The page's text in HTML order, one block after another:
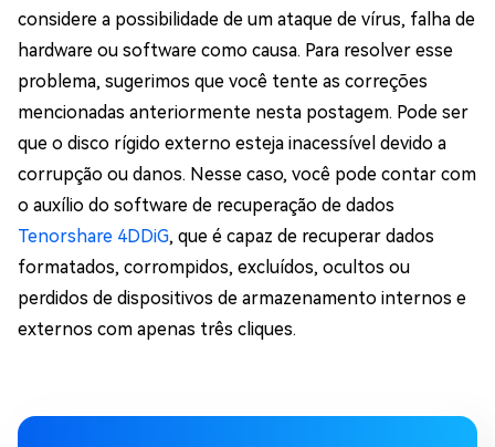
considere a possibilidade de um ataque de vírus, falha de
hardware ou software como causa. Para resolver esse
problema, sugerimos que você tente as correções
mencionadas anteriormente nesta postagem. Pode ser
que o disco rígido externo esteja inacessível devido a
corrupção ou danos. Nesse caso, você pode contar com
o auxílio do software de recuperação de dados
Tenorshare 4DDiG, que é capaz de recuperar dados
formatados, corrompidos, excluídos, ocultos ou
perdidos de dispositivos de armazenamento internos e
externos com apenas três cliques.